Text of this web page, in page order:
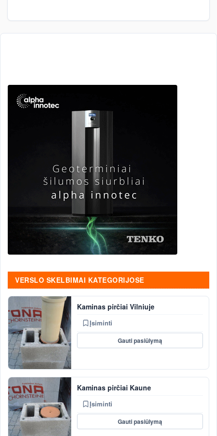
VERSLO SKELBIMAI KATEGORIJOSE
Kaminas pirčiai Vilniuje
Įsiminti
Gauti pasiūlymą
Kaminas pirčiai Kaune
Įsiminti
Gauti pasiūlymą